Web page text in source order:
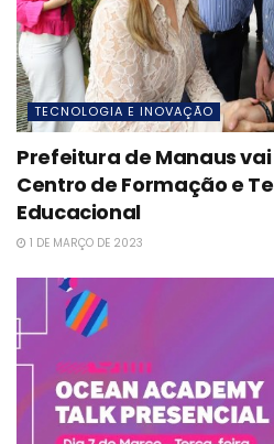
TECNOLOGIA E INOVAÇÃO
Prefeitura de Manaus
Centro de Formação e
Educacional
1 DE MARÇO DE 2023